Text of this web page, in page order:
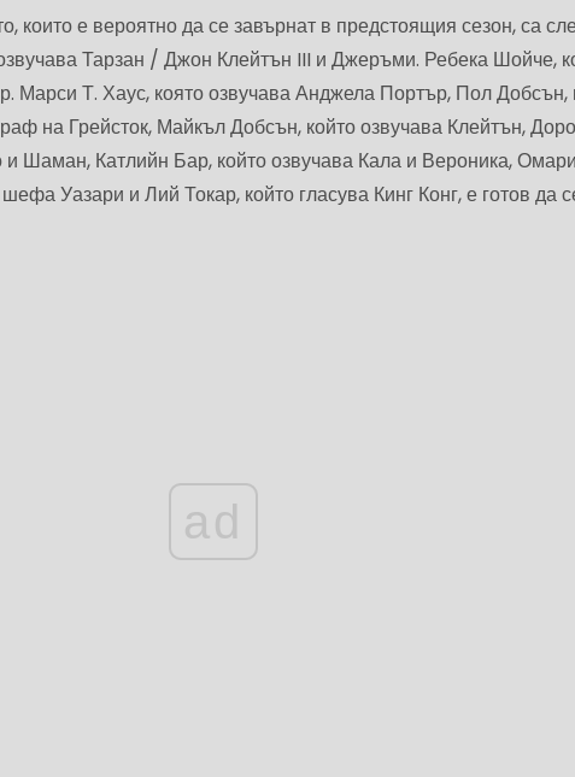
които е вероятно да се завърнат в предстоящия сезон, са
Тарзан / Джон Клейтън III и Джеръми. Ребека Шойче,
Марси Т. Хаус, която озвучава Анджела Портър, Пол Добсън,
на Грейсток, Майкъл Добсън, който озвучава Клейтън,
и Шаман, Катлийн Бар, който озвучава Кала и Вероника, Омари
Уазари и Лий Токар, който гласува Кинг Конг, е готов да
ad